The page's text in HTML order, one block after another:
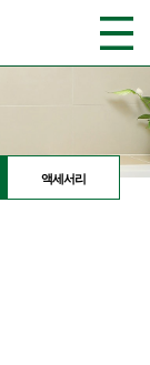
액세서리